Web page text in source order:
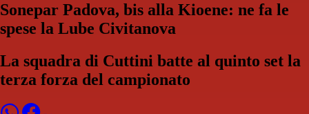
Sonepar Padova, bis alla Kioene: ne fa le
spese la Lube Civitanova
La squadra di Cuttini batte al quinto set la
terza forza del campionato